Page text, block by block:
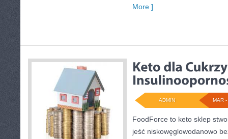
More ]
MAR
ADMIN
FoodForce to keto sklep
jeść niskowęglowodanowo